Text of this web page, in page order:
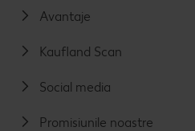
Avantaje
Kaufland Scan
Social media
Promisiunile noastre